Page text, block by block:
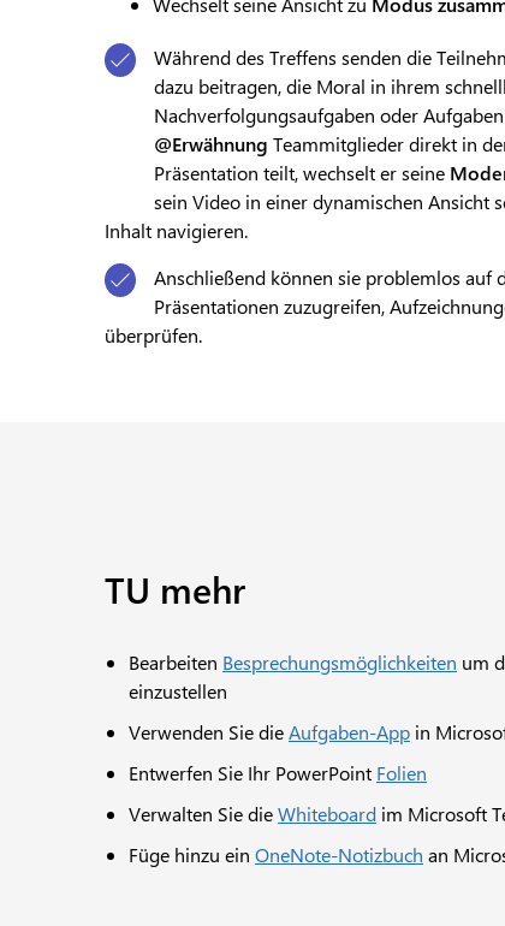
Während des Treffens senden die
dazu beitragen, die Moral in ihrem
Nachverfolgungsaufgaben oder
@Erwähnung Teammitglieder direkt in
Präsentation teilt, wechselt er seine
sein Video in einer dynamischen Ansicht
Inhalt navigieren.
Anschließend können sie problemlos auf
Präsentationen zuzugreifen,
überprüfen.
TU mehr
Bearbeiten Besprechungsmöglichkeiten um
einzustellen
Verwenden Sie dieAufgaben-App in
Entwerfen Sie Ihr PowerPoint Folien
Verwalten Sie dieWhiteboard im Microsoft
Füge hinzu ein OneNote-Notizbuch an